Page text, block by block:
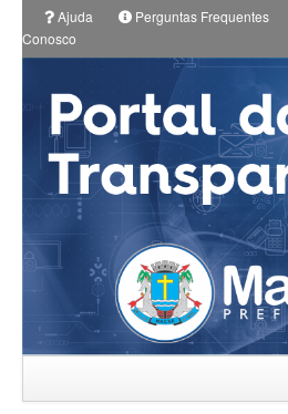
Ajuda Perguntas Frequentes
Conosco